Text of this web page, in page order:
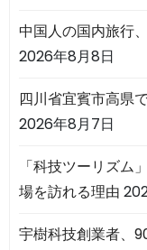
中国人の国内旅行
2026年8月8日
四川省宜賓市高県
2026年8月7日
「科技ツーリズ
場を訪れる理由
宇樹科技創業者、